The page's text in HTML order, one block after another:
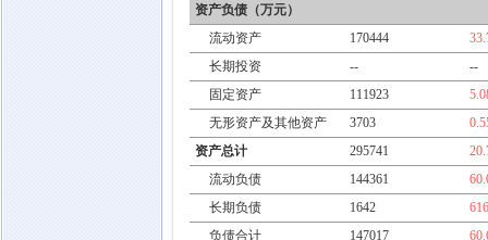
资产负债（万元）
流动资产
170444
长期投资
--
--
固定资产
111923
无形资产及其他资产
3703
资产总计
295741
流动负债
144361
长期负债
1642
负债合计
147017